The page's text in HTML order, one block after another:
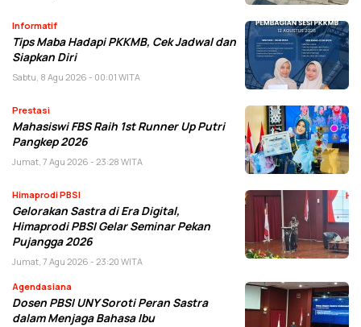
Informatif
Tips Maba Hadapi PKKMB, Cek Jadwal dan
Siapkan Diri
Sabtu, 8 Agu 2026 - 00:01 WITA
Prestasi
Mahasiswi FBS Raih 1st Runner Up Putri
Pangkep 2026
Jumat, 7 Agu 2026 - 23:28 WITA
Himaprodi PBSI
Gelorakan Sastra di Era Digital,
Himaprodi PBSI Gelar Seminar Pekan
Pujangga 2026
Jumat, 7 Agu 2026 - 23:20 WITA
Agendasiana
Dosen PBSI UNY Soroti Peran Sastra
dalam Menjaga Bahasa Ibu